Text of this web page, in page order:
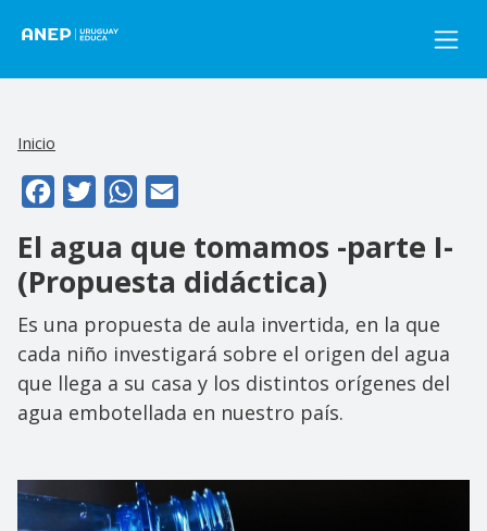
Inicio
FacebookTwitterWhatsApp
El agua que tomamos -parte I-
(Propuesta didáctica)
Es una propuesta de aula invertida, en la que
cada niño investigará sobre el origen del agua
que llega a su casa y los distintos orígenes del
agua embotellada en nuestro país.